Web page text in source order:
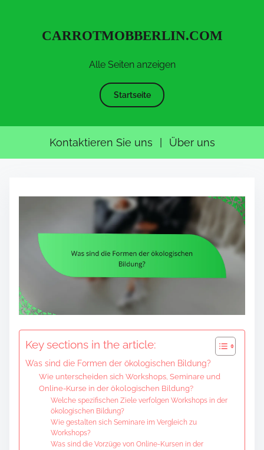
Alle Seiten anzeigen
CARROTMOBBERLIN.COM
Startseite
Kontaktieren Sie uns | Über uns
Key sections in the article:
Was sind die Formen der ökologischen Bildung?
Wie unterscheiden sich Workshops, Seminare und
Online-Kurse in der ökologischen Bildung?
Welche spezifischen Ziele verfolgen Workshops in der
ökologischen Bildung?
Wie gestalten sich Seminare im Vergleich zu
Workshops?
Was sind die Vorzüge von Online-Kursen in der